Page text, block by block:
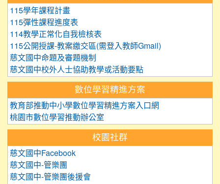
115學年課程計畫
115彈性課程進度表
114教學正常化自我檢核表
115公開授課-教案繳交區(需登入教師Gmail)
慈文國中命題及審題機制
慈文國中校外人士協助教學或活動要點
數位學習精進方案
教育部推動中小學數位學習精進方案入口網
桃園市數位學習推動辦公室
校園社群
慈文國中Facebook
慈文國中-管樂團
慈文國中-管樂團後援會